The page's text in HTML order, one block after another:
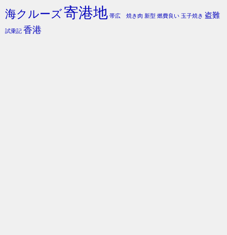
海クルーズ寄港地 帯広 焼き肉 新型 燃費良い 玉子焼き 盗難
試乗記 香港